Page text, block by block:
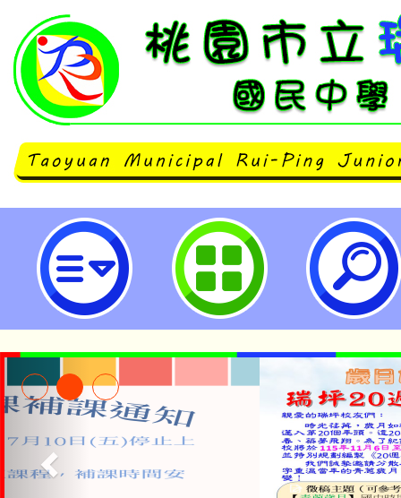
公告本校114學年度第1學期第3次
工作人員甄選結果-桃園市立瑞坪